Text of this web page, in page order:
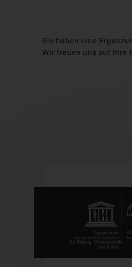
Sie haben eine
Wir freuen uns auf Ihre